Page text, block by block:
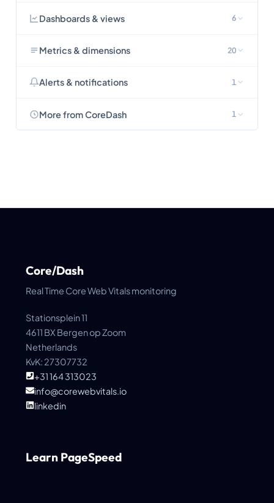
Dashboards & views 6
Metrics & dimensions 20
Alerts & notifications 1
More from CoreDash 1
Core/Dash
Real Time Core Web Vitals monitoring
Stationsplein 11
4611 BX Bergen op Zoom
Netherlands
KvK: 27307732
+31 164 313023
info@corewebvitals.io
linkedin
Learn PageSpeed